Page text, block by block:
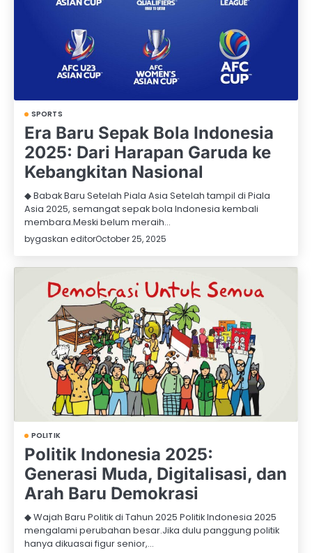
SPORTS
Era Baru Sepak Bola Indonesia
2025: Dari Harapan Garuda ke
Kebangkitan Nasional
◆ Babak Baru Setelah Piala Asia Setelah tampil di Piala
Asia 2025, semangat sepak bola Indonesia kembali
membara.Meski belum meraih…
bygaskan editorOctober 25, 2025
POLITIK
Politik Indonesia 2025:
Generasi Muda, Digitalisasi, dan
Arah Baru Demokrasi
◆ Wajah Baru Politik di Tahun 2025 Politik Indonesia 2025
mengalami perubahan besar.Jika dulu panggung politik
hanya dikuasai figur senior,…